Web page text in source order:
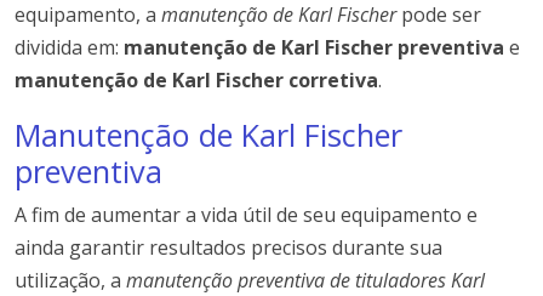
equipamento, a manutenção de Karl Fischerpode ser
dividida em: manutenção de Karl Fischer preventiva e
manutenção de Karl Fischer corretiva.
Manutenção de Karl Fischer
preventiva
A fim de aumentar a vida útil de seu equipamento e
ainda garantir resultados precisos durante sua
utilização, a manutenção preventiva de tituladores Karl